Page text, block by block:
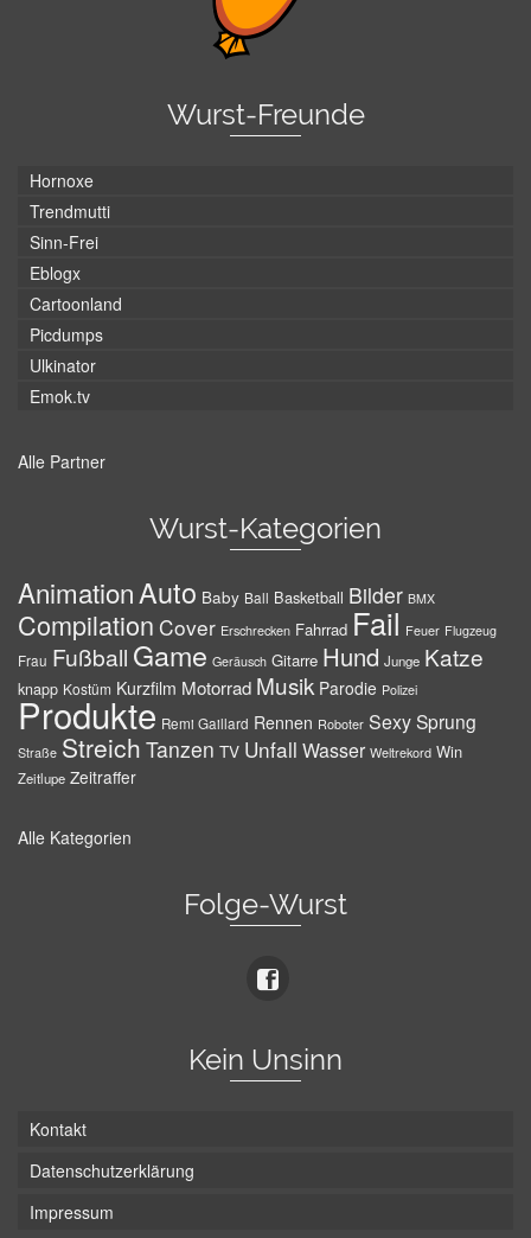
Wurst-Freunde
Hornoxe
Trendmutti
Sinn-Frei
Eblogx
Cartoonland
Picdumps
Ulkinator
Emok.tv
Alle Partner
Wurst-Kategorien
AnimationAuto Baby Ball Basketball Bilder BMX
Compilation Cover Erschrecken Fahrrad Fail Feuer Flugzeug
Frau Fußball Game Geräusch Gitarre Hund Junge Katze
knapp Kostüm Kurzfilm Motorrad Musik Parodie Polizei
Produkte Remi Gaillard Rennen Roboter SexySprung
Straße Streich Tanzen TV Unfall Wasser Weltrekord Win
Zeitlupe Zeitraffer
Alle Kategorien
Folge-Wurst
Kein Unsinn
Kontakt
Datenschutzerklärung
Impressum